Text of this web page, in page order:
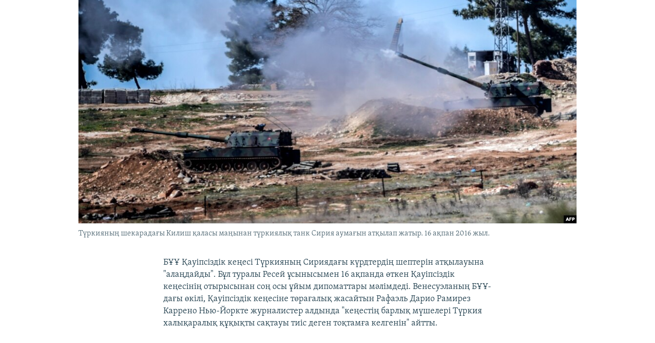
Түркияның шекарадағы Килиш қаласы маңынан түркиялық танк Сирия аумағын атқылап жатыр. 16 ақпан 2016 жыл.
БҰҰ Қауіпсіздік кеңесі Түркияның Сириядағы күрдтердің шептерін атқылауына
"алаңдайды". Бұл туралы Ресей ұсынысымен 16 ақпанда өткен Қауіпсіздік
кеңесінің отырысынан соң осы ұйым дипоматтары мәлімдеді. Венесуэланың БҰҰ-
дағы өкілі, Қауіпсіздік кеңесіне төрағалық жасайтын Рафаэль Дарио Рамирез
Каррено Нью-Йоркте журналистер алдында "кеңестің барлық мүшелері Түркия
халықаралық құқықты сақтауы тиіс деген тоқтамға келгенін" айтты.